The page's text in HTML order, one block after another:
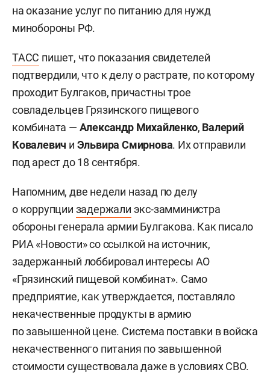
на оказание услуг по питанию для нужд
минобороны РФ.
ТАСС пишет, что показания свидетелей
подтвердили, что к делу о растрате, по которому
проходит Булгаков, причастны трое
совладельцев Грязинского пищевого
комбината — Александр Михайленко, Валерий
Ковалевич и Эльвира Смирнова. Их отправили
под арест до 18 сентября.
Напомним, две недели назад по делу
о коррупции задержали экс-замминистра
обороны генерала армии Булгакова. Как писало
РИА «Новости» со ссылкой на источник,
задержанный лоббировал интересы АО
«Грязинский пищевой комбинат». Само
предприятие, как утверждается, поставляло
некачественные продукты в армию
по завышенной цене. Система поставки в войска
некачественного питания по завышенной
стоимости существовала даже в условиях СВО.